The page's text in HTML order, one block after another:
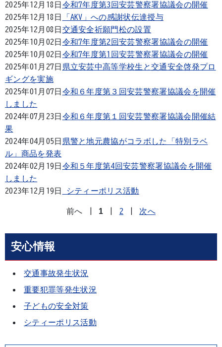
2025年12月18日 令和7年度第3回安芸警察署協議会の開催
2025年12月18日
「AKV」への感謝状伝達授与
2025年12月08日 交通安全祈願門松の設置
2025年10月02日 令和7年度第2回安芸警察署協議会の開催
2025年10月02日 令和7年度第1回安芸警察署協議会の開催
2025年01月27日 県立安芸中高等学校生と交通安全啓発プロ
ギングを実施
2025年01月07日 令和６年度第３回安芸警察署協議会を開催
しました
2024年07月23日 令和６年度第１回安芸警察署協議会開催結
果
2024年04月05日 県警と地元農協がコラボした「特別ラベ
ル」商品を発表
2024年02月19日 令和５年度第4回安芸警察署協議会を開催
しました
2023年12月19日
シティーポリス活動
前へ 1 2 次へ
安心情報
交通事故発生状況
重要犯罪等発生状況
子どもの安全対策
シティーポリス活動